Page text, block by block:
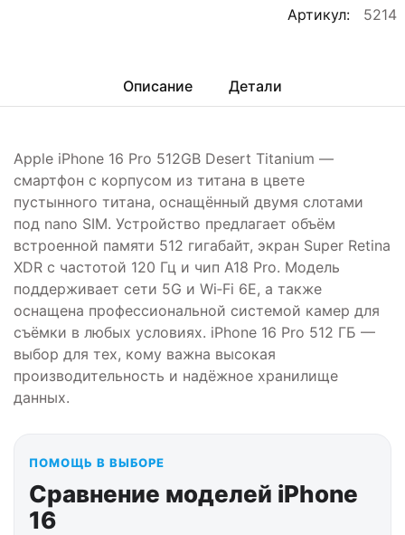
Артикул: 5214
Описание Детали
Apple iPhone 16 Pro 512GB Desert Titanium —
смартфон с корпусом из титана в цвете
пустынного титана, оснащённый двумя слотами
под nano SIM. Устройство предлагает объём
встроенной памяти 512 гигабайт, экран Super Retina
XDR с частотой 120 Гц и чип A18 Pro. Модель
поддерживает сети 5G и Wi‑Fi 6E, а также
оснащена профессиональной системой камер для
съёмки в любых условиях. iPhone 16 Pro 512 ГБ —
выбор для тех, кому важна высокая
производительность и надёжное хранилище
данных.
ПОМОЩЬ В ВЫБОРЕ
Сравнение моделей iPhone
16